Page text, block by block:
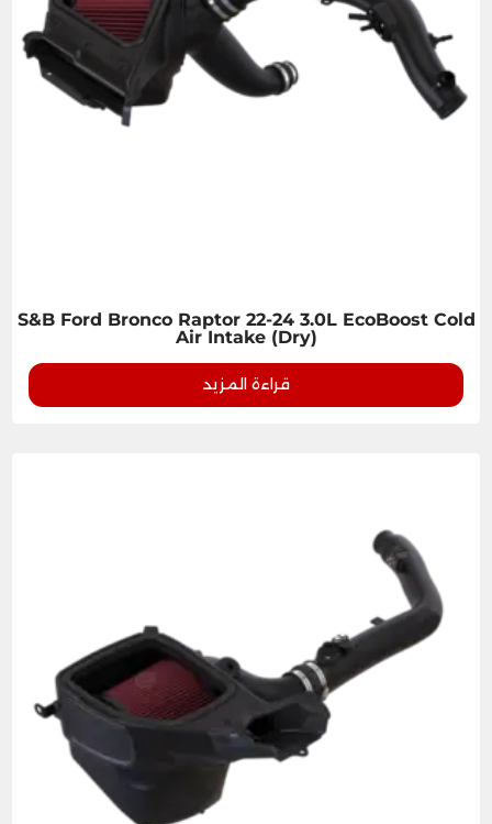
S&B Ford Bronco Raptor 22-24 3.0L EcoBoost Cold
Air Intake (Dry)
قراءة المزيد